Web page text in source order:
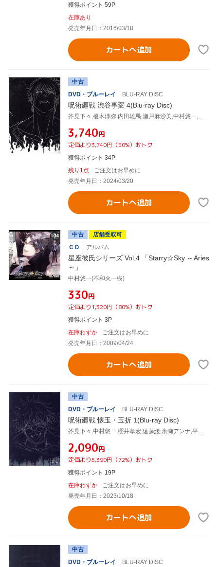
獲得ポイント 59P
在庫あり
発売年月日：2016/03/18
カートへ追加
中古
DVD・ブルーレイ
BLU-RAY DISC
呪術廻戦 渋谷事変 4(Blu-ray Disc)
¥3,740円
定価より3,740円（50%）おトク
獲得ポイント 34P
残り1点
ご注文はお早めに
発売年月日：2024/03/20
カートへ追加
中古
店舗受取可
ＣＤ
アルバム
星座彼氏シリーズ Vol.4 「Starry☆Sky ～Aries
～」
中村悠一(不和火一樹)
¥330円
定価より1,320円（80%）おトク
獲得ポイント 3P
在庫わずか
ご注文はお早めに
発売年月日：2009/04/24
カートへ追加
中古
DVD・ブルーレイ
BLU-RAY DISC
呪術廻戦 懐玉・玉折 1(Blu-ray Disc)
芥見下々,中村悠一,櫻井孝宏,遠藤綾,永瀬アンナ,平松禎史,小磯沙矢香,照井順政
¥2,090円
定価より5,390円（72%）おトク
獲得ポイント 19P
在庫わずか
ご注文はお早めに
発売年月日：2023/10/18
カートへ追加
中古
DVD・ブルーレイ
BLU-RAY DISC